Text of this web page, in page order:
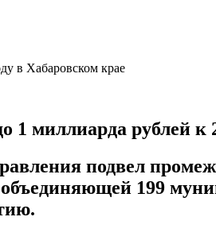
миллиарда рублей к
подвел
199